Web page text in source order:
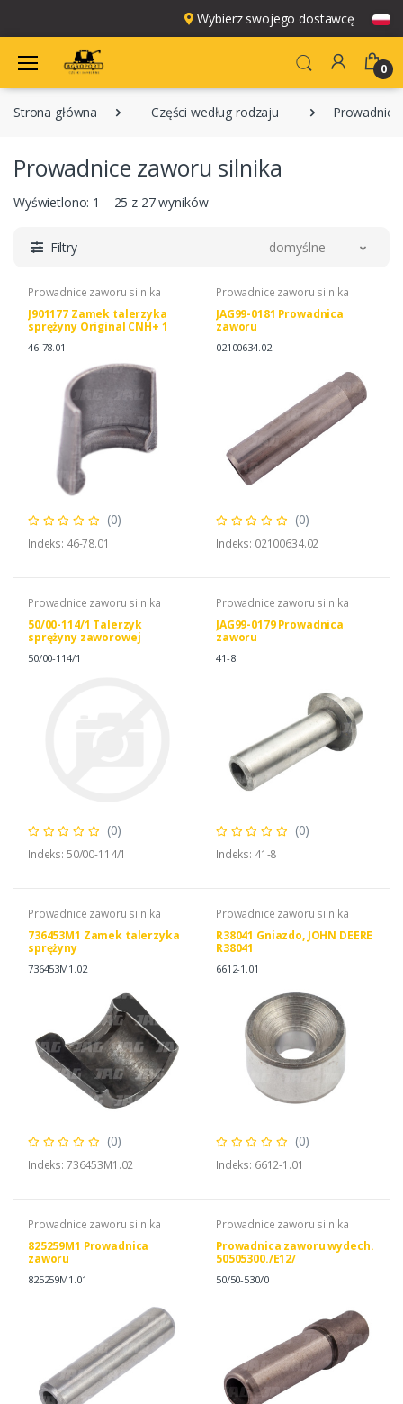
Wybierz swojego dostawcę
0
Strona główna Części według rodzaju
Prowadnice zaworu silnika
Wyświetlono: 1 – 25 z 27 wyników
Filtry domyślne
Prowadnice zaworu silnika
J901177 Zamek talerzyka
sprężyny Original CNH+ 1
46-78.01
(0)
Indeks: 46-78.01
Prowadnice zaworu silnika
JAG99-0181 Prowadnica
zaworu
02100634.02
(0)
Indeks: 02100634.02
Prowadnice zaworu silnika
50/00-114/1 Talerzyk
sprężyny zaworowej
50/00-114/1
(0)
Indeks: 50/00-114/1
Prowadnice zaworu silnika
JAG99-0179 Prowadnica
zaworu
41-8
(0)
Indeks: 41-8
Prowadnice zaworu silnika
736453M1 Zamek talerzyka
sprężyny
736453M1.02
(0)
Indeks: 736453M1.02
Prowadnice zaworu silnika
R38041 Gniazdo, JOHN DEERE
R38041
6612-1.01
(0)
Indeks: 6612-1.01
Prowadnice zaworu silnika
825259M1 Prowadnica
zaworu
825259M1.01
Prowadnice zaworu silnika
Prowadnica zaworu wydech.
50505300./E12/
50/50-530/0